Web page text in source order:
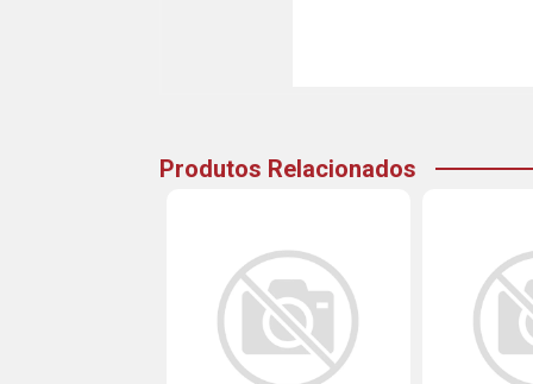
Produtos Relacionados